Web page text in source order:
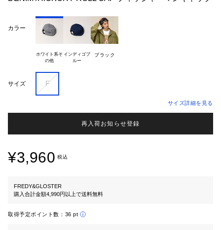
カラー
ホワイト系そ インディゴブ
ブラック
サイズ F
サイズ詳細を見る
再入荷お知らせ登録
¥3,960 税込
FREDY&GLOSTER
購入合計金額4,990円以上で送料無料
取得予定ポイント数： 36 pt